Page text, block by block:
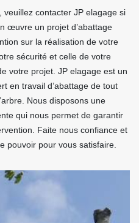
contacter JP elagage si
œuvre un projet d’abattage
sur la réalisation de votre
sécurité et celle de votre
votre projet. JP elagage est un
en travail d’abattage de tout
Nous disposons une
qui nous permet de garantir
Faite nous confiance et
pouvoir pour vous satisfaire.